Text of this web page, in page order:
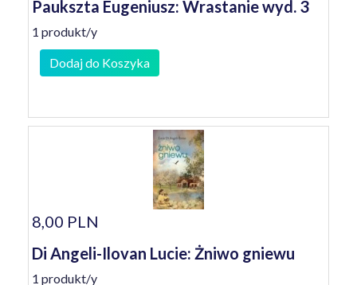
Paukszta Eugeniusz: Wrastanie wyd. 3
1 produkt/y
Dodaj do Koszyka
8,00 PLN
Di Angeli-Ilovan Lucie: Żniwo gniewu
1 produkt/y